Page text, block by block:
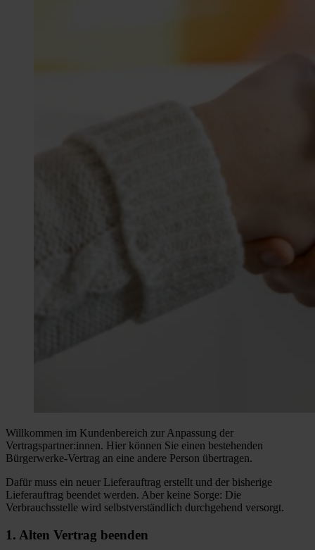
Willkommen im Kundenbereich zur Anpassung der
Vertragspartner:innen. Hier können Sie einen bestehenden
Bürgerwerke-Vertrag an eine andere Person übertragen.
Dafür muss ein neuer Lieferauftrag erstellt und der bisherige
Lieferauftrag beendet werden. Aber keine Sorge: Die
Verbrauchsstelle wird selbstverständlich durchgehend versorgt.
1. Alten Vertrag beenden